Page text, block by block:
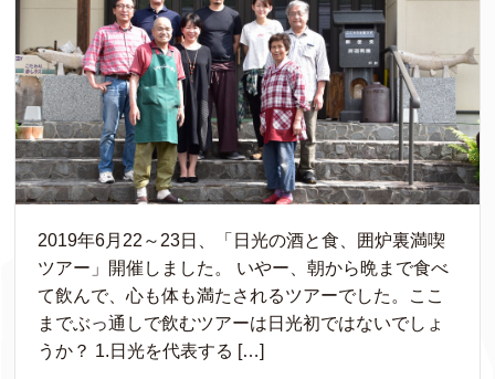
2019年6月22～23日、「日光の酒と食、囲炉裏満喫
ツアー」開催しました。 いやー、朝から晩まで食べ
て飲んで、心も体も満たされるツアーでした。ここ
までぶっ通しで飲むツアーは日光初ではないでしょ
うか？ 1.日光を代表する […]